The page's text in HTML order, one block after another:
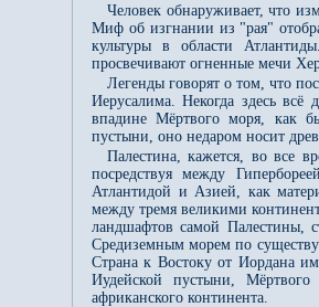
Человек обнаруживает, что
Миф об изгнании из "рая"
культуры в области
просвечивают огненные мечи
Легенды говорят о том, что
Иерусалима. Некогда здесь всё
впадине Мёртвого моря, как
пустыни, оно недаром носит
Палестина, кажется, во все
посредствуя между
Атлантидой и Азией, как
между тремя великими
ландшафтов самой Палестины,
Средиземным морем по существу
Страна к Востоку от Иордана
Иудейской пустыни,
африканского континента.